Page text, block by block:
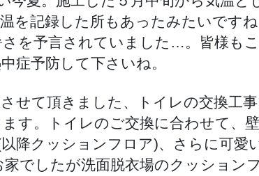
換・
面
脱
場
内
工
事
を記録した所もあったみたいですね
さを予言されていました…。皆様もこ
症予防して下さいね。
せて頂きました、トイレの交換工事
す。トイレのご交換に合わせて、
降クッションフロア)、さらに可愛
でしたが洗面脱衣場のクッション